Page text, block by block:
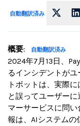
自動翻訳済み
概要: 自動翻訳済み
2024年7月13日、
るインシデントが
トボットは、実際
と誤ってユーザー
マーサービスに問
報は、AIシステムの